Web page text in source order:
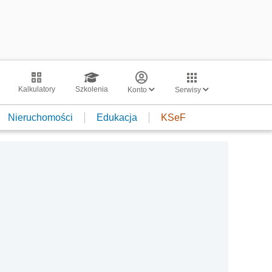
Kalkulatory Szkolenia Konto Serwisy
Nieruchomości Edukacja KSeF